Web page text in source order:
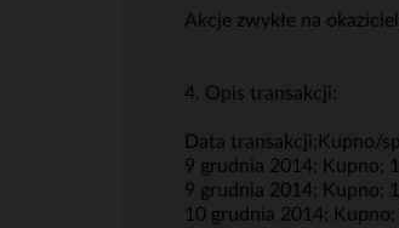
Akcje zwykłe na
4. Opis transakcji:
Data transakcji;Kupno/
9 grudnia 2014; Kupno;
9 grudnia 2014; Kupno;
10 grudnia 2014;